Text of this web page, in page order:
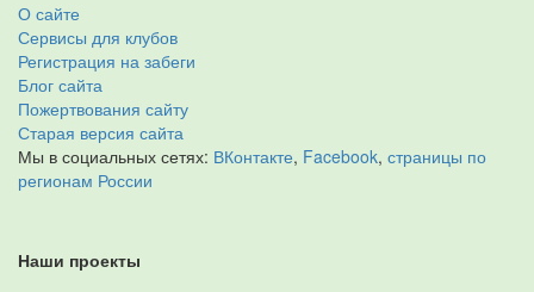
О сайте
Сервисы для клубов
Регистрация на забеги
Блог сайта
Пожертвования сайту
Старая версия сайта
Мы в социальных сетях: ВКонтакте, Facebook, страницы по
регионам России
Наши проекты